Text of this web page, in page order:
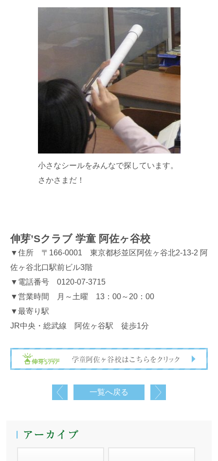
小さなシールをみんなで探しています。
さかさまだ！
伸芽’Sクラブ 学童 阿佐ヶ谷校
▼住所 〒166-0001 東京都杉並区阿佐ヶ谷北2-13-2 阿
佐ヶ谷北口駅前ビル3階
▼電話番号 0120-07-3715
▼営業時間 月～土曜 13：00～20：00
▼最寄り駅
JR中央・総武線 阿佐ヶ谷駅 徒歩1分
一覧へ戻る